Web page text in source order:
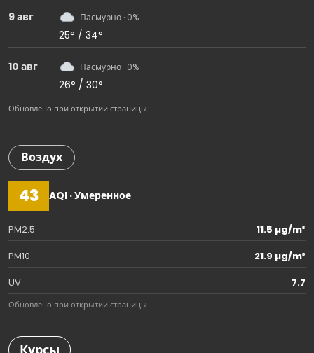
9 авг Пасмурно · 0%
25° / 34°
10 авг Пасмурно · 0%
26° / 30°
Обновлено при открытии страницы
Воздух
43 AQI · Умеренное
PM2.5
11.5 µg/m³
PM10
21.9 µg/m³
UV
7.7
Обновлено при открытии страницы